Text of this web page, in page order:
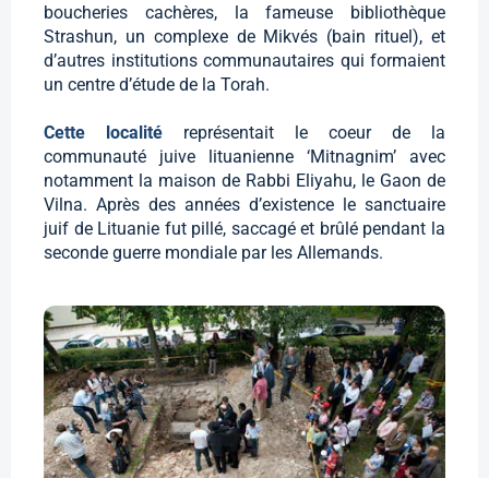
boucheries cachères, la fameuse bibliothèque
Strashun, un complexe de Mikvés (bain rituel), et
d’autres institutions communautaires qui formaient
un centre d’étude de la Torah.
Cette localité représentait le coeur de la
communauté juive lituanienne ‘Mitnagnim’ avec
notamment la maison de Rabbi Eliyahu, le Gaon de
Vilna. Après des années d’existence le sanctuaire
juif de Lituanie fut pillé, saccagé et brûlé pendant la
seconde guerre mondiale par les Allemands.